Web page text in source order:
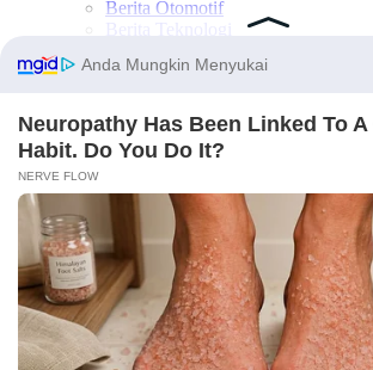
Berita Otomotif
Berita Teknologi
Nissan
Rusia
Ukraina
×